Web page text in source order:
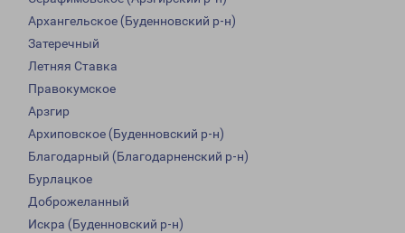
Архангельское (Буденновский р-н)
Затеречный
Летняя Ставка
Правокумское
Арзгир
Архиповское (Буденновский р-н)
Благодарный (Благодарненский р-н)
Бурлацкое
Доброжеланный
Искра (Буденновский р-н)